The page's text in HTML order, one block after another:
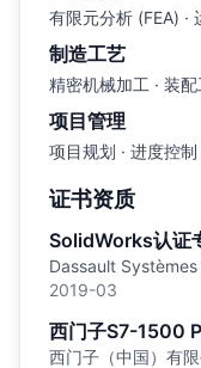
有限元分析 (FEA) ·
制造工艺
精密机械加工 · 装
项目管理
项目规划 · 进度控
证书资质
SolidWorks认证
Dassault Systèmes
2019-03
西门子S7-1500
西门子（中国）有